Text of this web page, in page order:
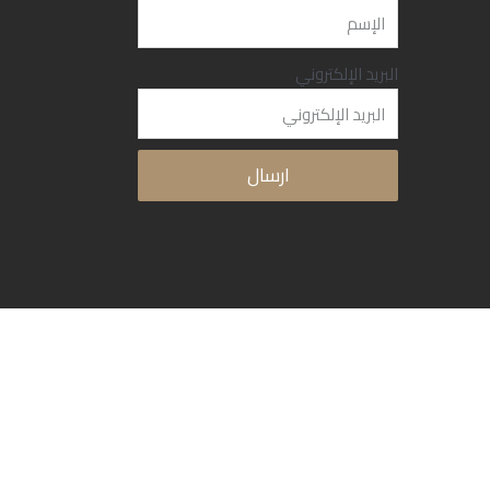
البريد الإلكتروني
ارسال